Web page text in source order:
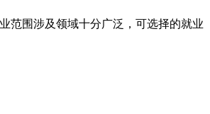
范围涉及领域十分广泛，可选择的就业